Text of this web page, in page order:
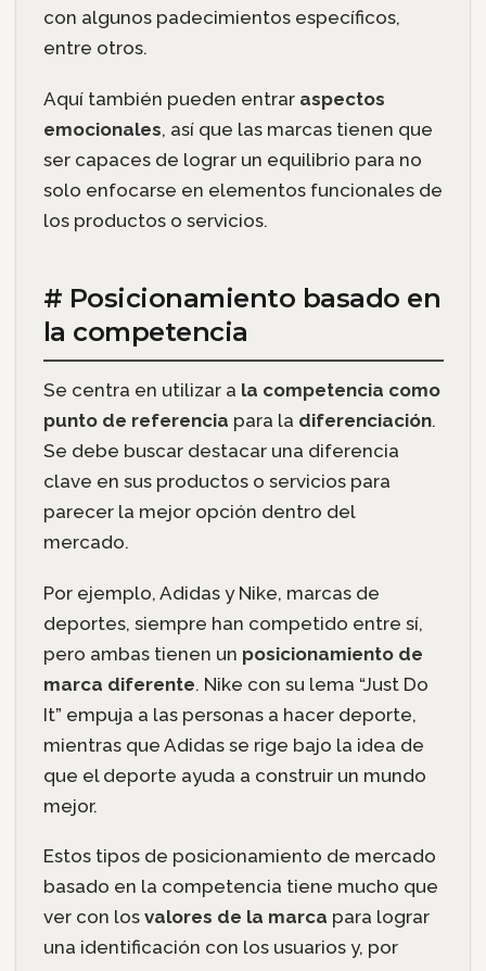
con algunos padecimientos específicos,
entre otros.
Aquí también pueden entrar aspectos
emocionales, así que las marcas tienen que
ser capaces de lograr un equilibrio para no
solo enfocarse en elementos funcionales de
los productos o servicios.
# Posicionamiento basado en
la competencia
Se centra en utilizar a la competencia como
punto de referencia para la diferenciación.
Se debe buscar destacar una diferencia
clave en sus productos o servicios para
parecer la mejor opción dentro del
mercado.
Por ejemplo, Adidas y Nike, marcas de
deportes, siempre han competido entre sí,
pero ambas tienen un posicionamiento de
marca diferente. Nike con su lema “Just Do
It” empuja a las personas a hacer deporte,
mientras que Adidas se rige bajo la idea de
que el deporte ayuda a construir un mundo
mejor.
Estos tipos de posicionamiento de mercado
basado en la competencia tiene mucho que
ver con los valores de la marca para lograr
una identificación con los usuarios y, por